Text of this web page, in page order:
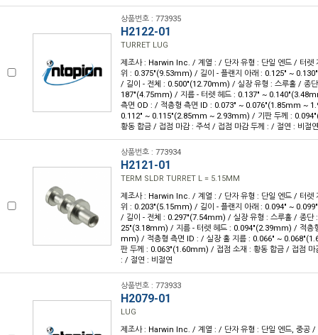
상품번호 : 773935
H2122-01
TURRET LUG
제조사 : Harwin Inc. / 계열 : / 단자 유형 : 단일 엔드 / 터렛
위 : 0.375"(9.53mm) / 길이 - 플랜지 아래 : 0.125" ~
/ 길이 - 전체 : 0.500"(12.70mm) / 실장 유형 : 스루홀 / 종
187"(4.75mm) / 지름 - 터렛 헤드 : 0.137" ~
측면 OD : / 적층형 측면 ID : 0.073" ~ 0.076"(1.85mm ~
0.112" ~ 0.115"(2.85mm ~ 2.93mm) / 기판 두께 :
황동 합금 / 접점 마감 : 주석 / 접점 마감 두께 : / 절연 : 비절연
상품번호 : 773934
H2121-01
TERM SLDR TURRET L = 5.15MM
제조사 : Harwin Inc. / 계열 : / 단자 유형 : 단일 엔드 / 터렛
위 : 0.203"(5.15mm) / 길이 - 플랜지 아래 : 0.094" ~
/ 길이 - 전체 : 0.297"(7.54mm) / 실장 유형 : 스루홀 / 종단
25"(3.18mm) / 지름 - 터렛 헤드 : 0.094"(2.39mm) / 적층
mm) / 적층형 측면 ID : / 실장 홀 지름 : 0.066" ~
판 두께 : 0.063"(1.60mm) / 접점 소재 : 황동 합금 / 접점 마
: / 절연 : 비절연
상품번호 : 773933
H2079-01
LUG
제조사 : Harwin Inc. / 계열 : / 단자 유형 : 단일 엔드, 중공 /